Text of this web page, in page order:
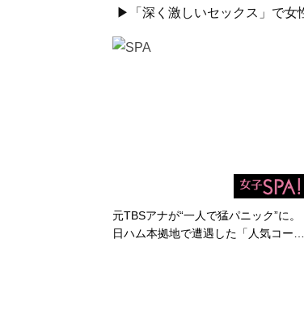
▶「深く激しいセックス」で女
元TBSアナが“一人で猛パニック”に。
日ハム本拠地で遭遇した「人気コー…